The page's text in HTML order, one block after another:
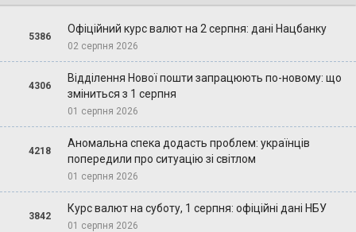
5386
Офіційний курс валют на 2 серпня: дані Нацбанку
02 серпня 2026
4306
Відділення Нової пошти запрацюють по-новому: що
зміниться з 1 серпня
01 серпня 2026
4218
Аномальна спека додасть проблем: українців
попередили про ситуацію зі світлом
01 серпня 2026
3842
Курс валют на суботу, 1 серпня: офіційні дані НБУ
01 серпня 2026